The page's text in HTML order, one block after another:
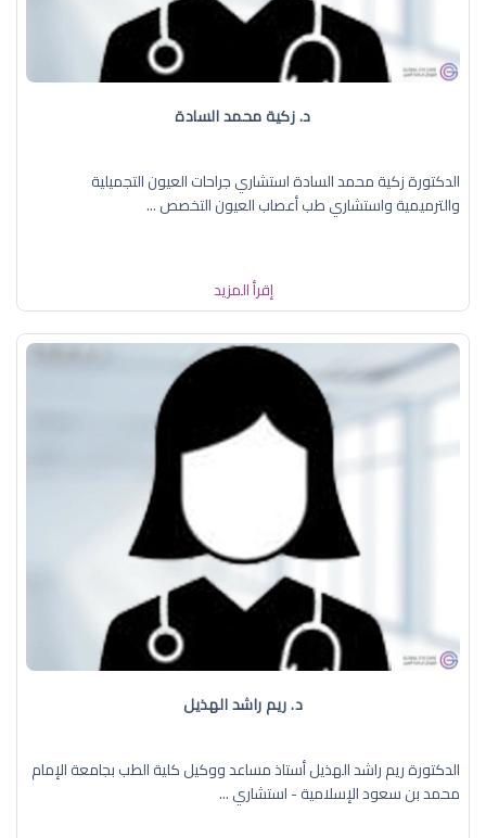
د. زكية محمد السادة
الدكتورة زكية محمد السادة استشاري جراحات العيون التجميلية
والترميمية واستشاري طب أعصاب العيون التخصص ...
إقرأ المزيد
د. ريم راشد الهذيل
الدكتورة ريم راشد الهذيل أستاذ مساعد ووكيل كلية الطب بجامعة الإمام
محمد بن سعود الإسلامية - استشاري ...